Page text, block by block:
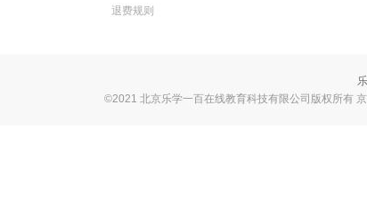
退费规则
©2021 北京乐学一百在线教育科技有限公司版权所有